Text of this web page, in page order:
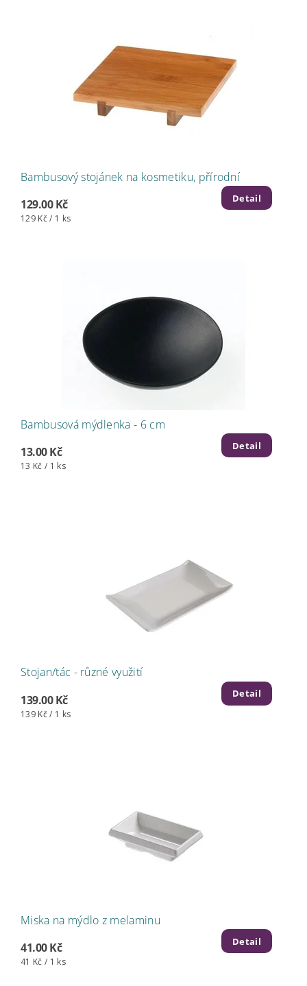
Bambusový stojánek na kosmetiku, přírodní
129.00 Kč
129 Kč / 1 ks
Detail
Bambusová mýdlenka - 6 cm
13.00 Kč
13 Kč / 1 ks
Detail
Stojan/tác - různé využití
139.00 Kč
139 Kč / 1 ks
Detail
Miska na mýdlo z melaminu
41.00 Kč
41 Kč / 1 ks
Detail